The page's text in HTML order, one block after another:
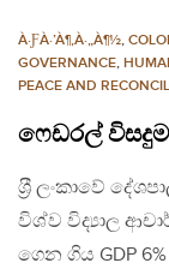
À·ƑÀ·’À¶‚À·„À¶½,
GOVERNANCE,
PEACE AND
ෆෙඩරල්
ශ‍්‍රී ලංකාවේ
විශ්ව විද්‍යාල
ගෙන ගිය GDP